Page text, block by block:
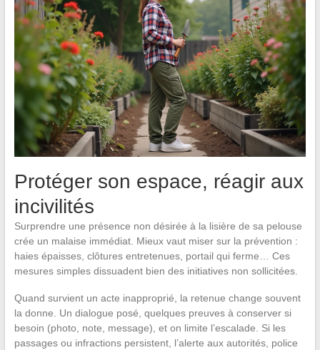
Protéger son espace, réagir aux
incivilités
Surprendre une présence non désirée à la lisière de sa pelouse
crée un malaise immédiat. Mieux vaut miser sur la prévention :
haies épaisses, clôtures entretenues, portail qui ferme… Ces
mesures simples dissuadent bien des initiatives non sollicitées.
Quand survient un acte inapproprié, la retenue change souvent
la donne. Un dialogue posé, quelques preuves à conserver si
besoin (photo, note, message), et on limite l’escalade. Si les
passages ou infractions persistent, l’alerte aux autorités, police